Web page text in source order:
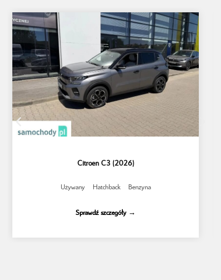
Citroen C3 (2026)
Używany Hatchback Benzyna
Sprawdź szczegóły →